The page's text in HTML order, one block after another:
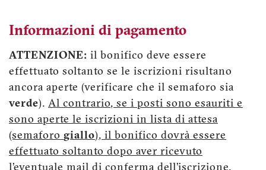
Informazioni di pagamento
ATTENZIONE: il bonifico deve essere
effettuato soltanto se le iscrizioni risultano
ancora aperte (verificare che il semaforo sia
verde). Al contrario, se i posti sono esauriti e
sono aperte le iscrizioni in lista di attesa
(semaforo giallo), il bonifico dovrà essere
effettuato soltanto dopo aver ricevuto